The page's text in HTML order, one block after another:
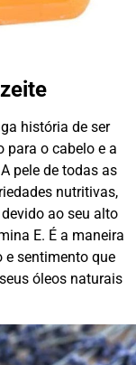
história de ser
para o cabelo e a
pele de todas as
nutritivas,
ao seu alto
E. É a maneira
e sentimento que
óleos naturais